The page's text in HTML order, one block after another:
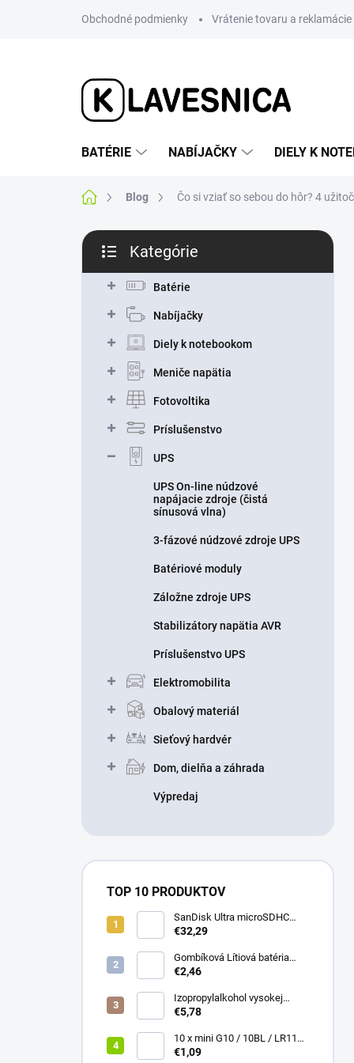
Obchodné podmienky Vrátenie tovaru a reklamácie
BATÉRIE NABÍJAČKY DIELY K
DomovBlog Čo si vziať so sebou do hôr? 4
B
č
kategórie
Kategórie
Batérie
Nabíjačky
Diely k notebookom
Meniče napätia
Fotovoltika
Príslušenstvo
UPS
UPS On-line núdzové
napájacie zdroje (čistá
sínusová vlna)
3-fázové núdzové zdroje UPS
Batériové moduly
Záložne zdroje UPS
Stabilizátory napätia AVR
Príslušenstvo UPS
Elektromobilita
Obalový materiál
Sieťový hardvér
Dom, dielňa a záhrada
Výpredaj
TOP 10 PRODUKTOV
SanDisk Ultra microSDHC
32GB 100MB/s + adaptér
€32,29
Gombíková Lítiová batéria
€2,46
Izopropylalkohol vysokej
čistoty IPA 99,9% 1000 ml –
prostriedok pre elektroniku a
optiku
€5,78
10 x mini G10 / 10BL / LR1130
Alkalická batéria everActive
€1,09